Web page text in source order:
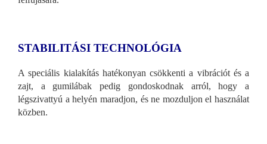
STABILITÁSI TECHNOLÓGIA
A speciális kialakítás hatékonyan csökkenti a vibrációt és a
zajt, a gumilábak pedig gondoskodnak arról, hogy a
légszivattyú a helyén maradjon, és ne mozduljon el használat
közben.